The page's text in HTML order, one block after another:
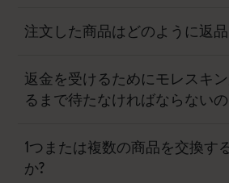
注文した商品はどのように返
返金を受けるためにモレスキ
るまで待たなければならない
1つまたは複数の商品を交換す
か?